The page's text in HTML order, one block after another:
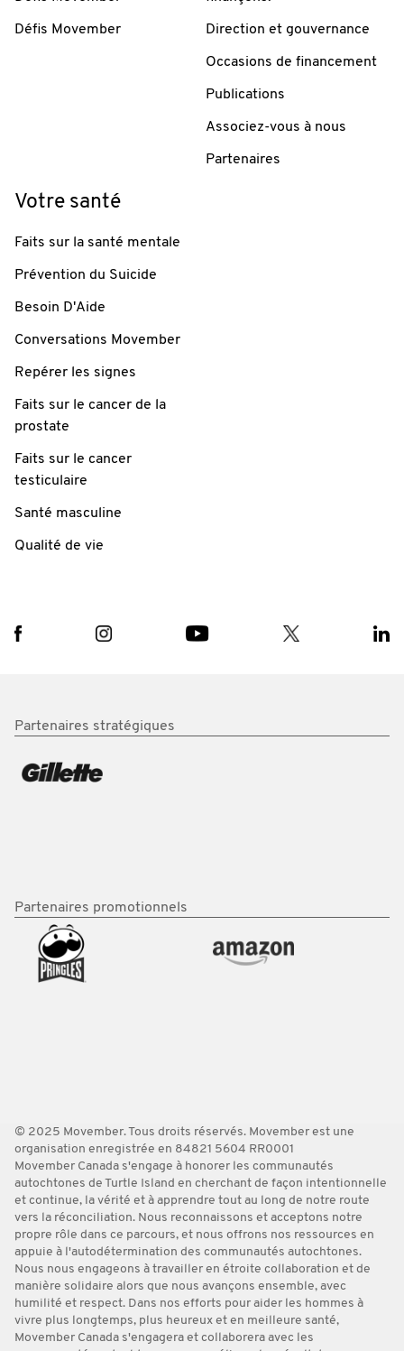
Défis Movember Direction et gouvernance
Occasions de financement
Publications
Associez-vous à nous
Partenaires
Votre santé
Faits sur la santé mentale
Prévention du Suicide
Besoin D'Aide
Conversations Movember
Repérer les signes
Faits sur le cancer de la
prostate
Faits sur le cancer
testiculaire
Santé masculine
Qualité de vie
Partenaires stratégiques
Partenaires promotionnels
© 2025 Movember. Tous droits réservés. Movember est une
organisation enregistrée en 84821 5604 RR0001
Movember Canada s'engage à honorer les communautés
autochtones de Turtle Island en cherchant de façon intentionnelle
et continue, la vérité et à apprendre tout au long de notre route
vers la réconciliation. Nous reconnaissons et acceptons notre
propre rôle dans ce parcours, et nous offrons nos ressources en
appuie à l'autodétermination des communautés autochtones.
Nous nous engageons à travailler en étroite collaboration et de
manière solidaire alors que nous avançons ensemble, avec
humilité et respect. Dans nos efforts pour aider les hommes à
vivre plus longtemps, plus heureux et en meilleure santé,
Movember Canada s'engagera et collaborera avec les